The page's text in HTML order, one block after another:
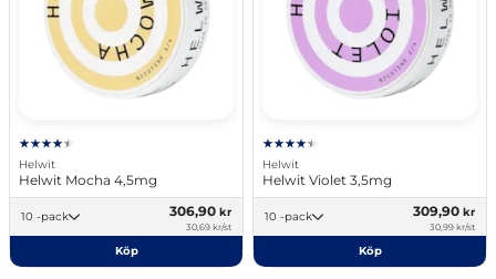
Helwit
Helwit Mocha 4,5mg
10 -pack 306,90 kr
30,69 kr/st
Köp
Helwit
Helwit Violet 3,5mg
10 -pack 309,90 kr
30,99 kr/st
Köp